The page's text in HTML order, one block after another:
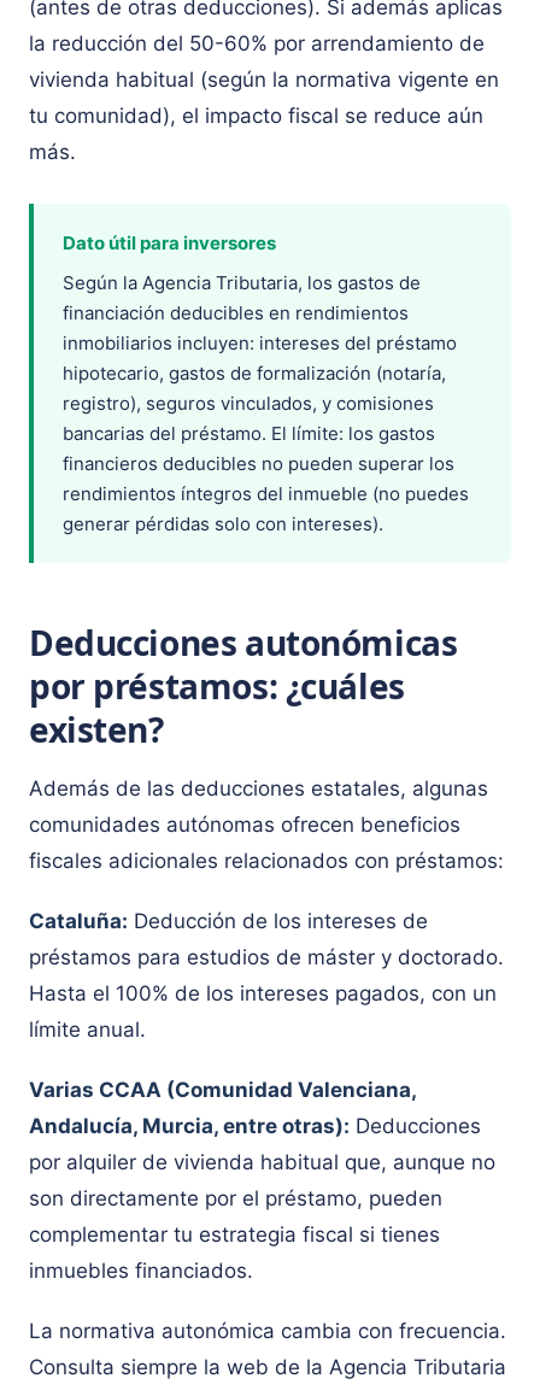
(antes de otras deducciones). Si además aplicas
la reducción del 50-60% por arrendamiento de
vivienda habitual (según la normativa vigente en
tu comunidad), el impacto fiscal se reduce aún
más.
Dato útil para inversores
Según la Agencia Tributaria, los gastos de
financiación deducibles en rendimientos
inmobiliarios incluyen: intereses del préstamo
hipotecario, gastos de formalización (notaría,
registro), seguros vinculados, y comisiones
bancarias del préstamo. El límite: los gastos
financieros deducibles no pueden superar los
rendimientos íntegros del inmueble (no puedes
generar pérdidas solo con intereses).
Deducciones autonómicas
por préstamos: ¿cuáles
existen?
Además de las deducciones estatales, algunas
comunidades autónomas ofrecen beneficios
fiscales adicionales relacionados con préstamos:
Cataluña: Deducción de los intereses de
préstamos para estudios de máster y doctorado.
Hasta el 100% de los intereses pagados, con un
límite anual.
Varias CCAA (Comunidad Valenciana,
Andalucía, Murcia, entre otras): Deducciones
por alquiler de vivienda habitual que, aunque no
son directamente por el préstamo, pueden
complementar tu estrategia fiscal si tienes
inmuebles financiados.
La normativa autonómica cambia con frecuencia.
Consulta siempre la web de la Agencia Tributaria